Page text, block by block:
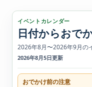
イベントカレンダー
日付からおで
2026年8月〜2026年9月の
2026年8月5日更新
おでかけ前の注意